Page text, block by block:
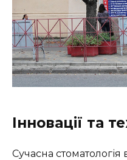
Інновації та
Сучасна